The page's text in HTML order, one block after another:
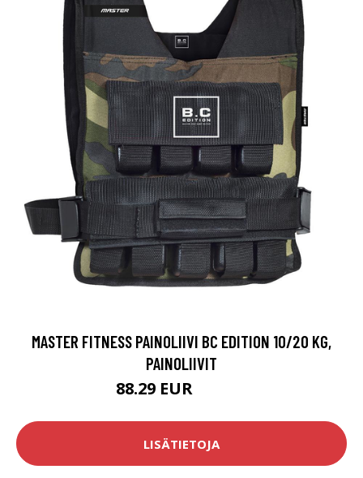
MASTER FITNESS PAINOLIIVI BC EDITION 10/20 KG,
PAINOLIIVIT
88.29 EUR
LISÄTIETOJA